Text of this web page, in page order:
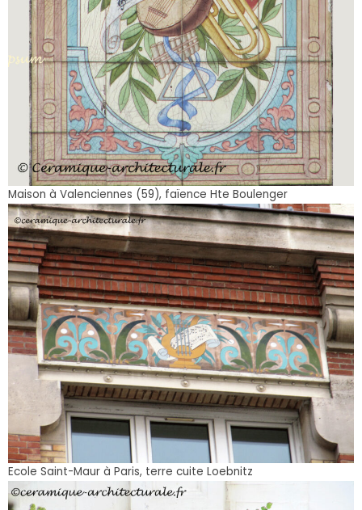
Maison à Valenciennes (59), faïence Hte Boulenger
Ecole Saint-Maur à Paris, terre cuite Loebnitz